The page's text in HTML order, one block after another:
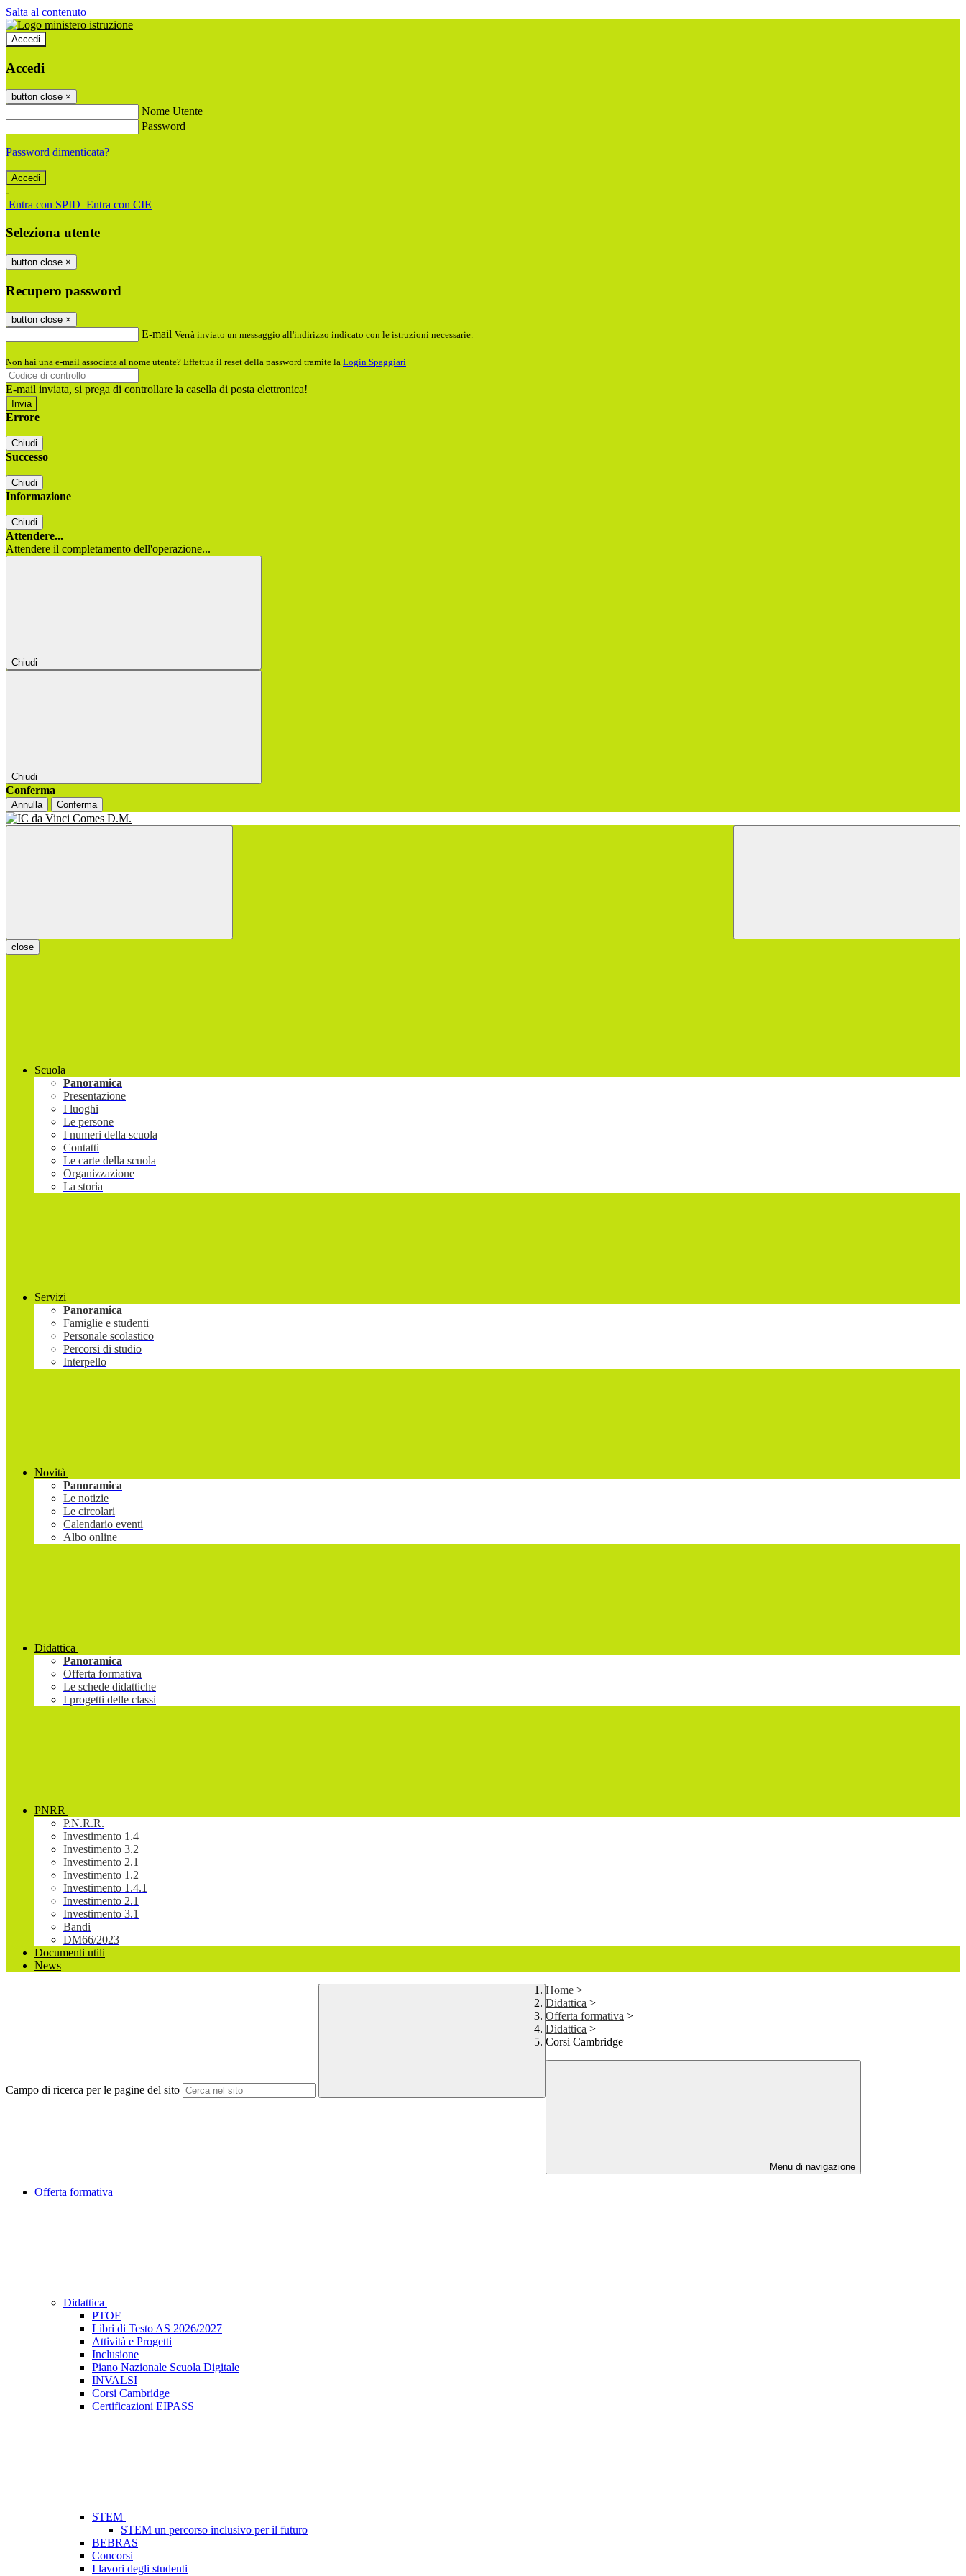
Salta al contenuto
Accedi
Accedi
button close ×
Nome Utente
Password
Password dimenticata?
-
Entra con SPID Entra con CIE
Seleziona utente
button close ×
Recupero password
button close ×
E-mail Verrà inviato un messaggio all'indirizzo indicato con le istruzioni necessarie.
Non hai una e-mail associata al nome utente? Effettua il reset della password tramite la Login Spaggiari
E-mail inviata, si prega di controllare la casella di posta elettronica!
Errore
Chiudi
Successo
Chiudi
Informazione
Chiudi
Attendere...
Attendere il completamento dell'operazione...
Chiudi
Chiudi
Conferma
Annulla Conferma
close
Scuola
Panoramica
Presentazione
I luoghi
Le persone
I numeri della scuola
Contatti
Le carte della scuola
Organizzazione
La storia
Servizi
Panoramica
Famiglie e studenti
Personale scolastico
Percorsi di studio
Interpello
Novità
Panoramica
Le notizie
Le circolari
Calendario eventi
Albo online
Didattica
Panoramica
Offerta formativa
Le schede didattiche
I progetti delle classi
PNRR
P.N.R.R.
Investimento 1.4
Investimento 3.2
Investimento 2.1
Investimento 1.2
Investimento 1.4.1
Investimento 2.1
Investimento 3.1
Bandi
DM66/2023
Documenti utili
News
Campo di ricerca per le pagine del sito
Home >
Didattica >
Offerta formativa >
Didattica >
Corsi Cambridge
Menu di navigazione
Offerta formativa
Didattica
PTOF
Libri di Testo AS 2026/2027
Attività e Progetti
Inclusione
Piano Nazionale Scuola Digitale
INVALSI
Corsi Cambridge
Certificazioni EIPASS
STEM
STEM un percorso inclusivo per il futuro
BEBRAS
Concorsi
I lavori degli studenti